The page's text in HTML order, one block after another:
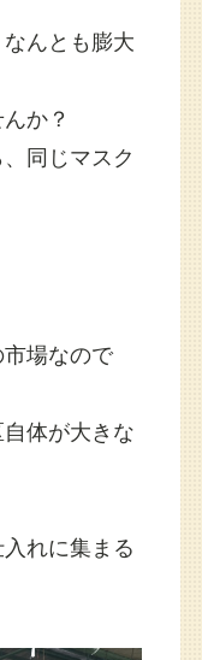
んとも膨大
か？
同じマスク
場なので
体が大きな
れに集まる